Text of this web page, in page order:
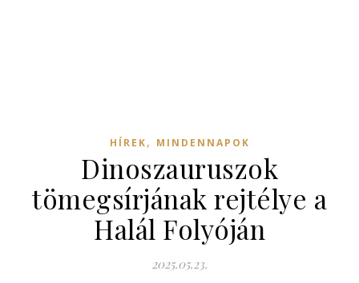
HÍREK, MINDENNAPOK
Dinoszauruszok
tömegsírjának rejtélye a
Halál Folyóján
2025.05.23.